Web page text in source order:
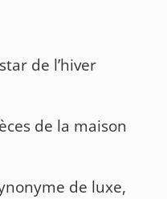
de l’hiver
de la maison
de luxe,